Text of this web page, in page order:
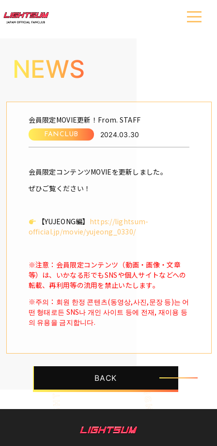
NEWS
会員限定MOVIE更新！From. STAFF
FANCLUB 2024.03.30
会員限定コンテンツMOVIEを更新しました。
ぜひご覧ください！
【YUJEONG編】 https://lightsum-
official.jp/movie/yujeong_0330/
※注意：会員限定コンテンツ（動画・画像・文章
等）は、いかなる形でもSNSや個人サイトなどへの
転載、再利用等の流用を禁止いたします。
※주의：회원 한정 콘텐츠(동영상,사진,문장 등)는 어
떤 형태로든 SNS나 개인 사이트 등에 전재, 재이용 등
의 유용을 금지합니다.
BACK